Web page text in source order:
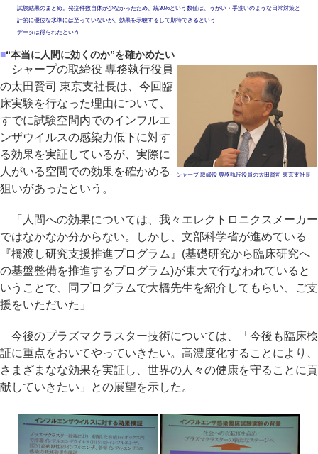
試験結果のまとめ。発症件数自体が少なかったため、統
計的に優位な水準には至っていないが、効果を示唆する
データは得られたという
30%という数値は、うがい・手洗いのような日常対策と
して期待できるという
■“本当に人間に効くのか”を確かめたい
シャープ 取締役 専務執行役員の太田賢司 東京支社長
シャープの取締役 専務執行役員
の太田賢司 東京支社長は、今回臨
床実験を行なった理由について、
すでに試験空間内でのインフルエ
ンザウイルスの感染力低下に対す
る効果を実証しているが、実際に
人がいる空間での効果を確かめる
狙いがあったという。
「人間への効果については、我々エレクトロニクスメーカー
ではなかなか分からない。しかし、文部科学省が進めている
『橋渡し研究支援推進プログラム』(基礎研究から臨床研究へ
の基盤整備を推進するプログラム)が東大で行なわれていると
いうことで、同プログラムで大橋先生を紹介してもらい、ご支
援をいただいた」
今後のプラズマクラスター技術については、「今後も臨床検
証に重点をおいてやっていきたい。高濃度化することにより、
さまざまなな効果を実証し、世界の人々の健康を守ることに貢
献していきたい」との展望を示した。